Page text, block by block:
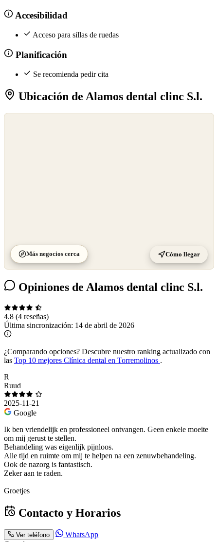
Accesibilidad
Acceso para sillas de ruedas
Planificación
Se recomienda pedir cita
Ubicación de Alamos dental clinc S.l.
Más negocios cerca Cómo llegar
Opiniones de Alamos dental clinc S.l.
4.8 (4 reseñas)
Última sincronización: 14 de abril de 2026
¿Comparando opciones? Descubre nuestro ranking actualizado con
las Top 10 mejores Clínica dental en Torremolinos .
R
Ruud
2025-11-21
Google
Ik ben vriendelijk en professioneel ontvangen. Geen enkele moeite
om mij gerust te stellen.
Behandeling was eigenlijk pijnloos.
Alle tijd en ruimte om mij te helpen na een zenuwbehandeling.
Ook de nazorg is fantastisch.
Zeker aan te raden.
Groetjes
Contacto y Horarios
Ver teléfono
WhatsApp